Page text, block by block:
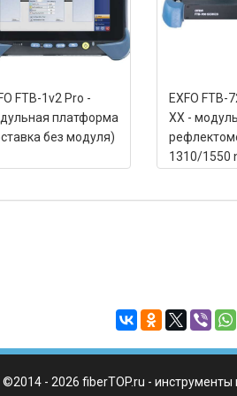
FTB-1v2 Pro -
платформа
без модуля)
EXFO FTB-
XX - модуль
1310/1550
©2014 - 2026 fiberTOP.ru -